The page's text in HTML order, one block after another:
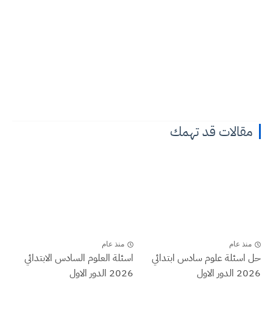
مقالات قد تهمك
منذ عام
حل اسئلة علوم سادس ابتدائي
2026 الدور الاول
منذ عام
اسئلة العلوم السادس الابتدائي
2026 الدور الاول